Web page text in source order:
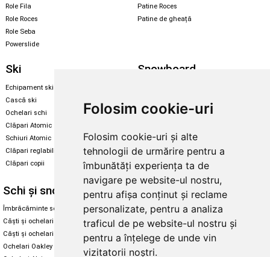
Folosim cookie-uri
Folosim cookie-uri și alte
tehnologii de urmărire pentru a
îmbunătăți experiența ta de
navigare pe website-ul nostru,
pentru afișa conținut și reclame
personalizate, pentru a analiza
traficul de pe website-ul nostru și
pentru a înțelege de unde vin
vizitatorii noștri.
Role Fila
Role Roces
Role Seba
Powerslide
Patine Roces
Patine de gheață
Ski
Echipament ski
Cască ski
Ochelari schi
Clăpari Atomic
Schiuri Atomic
Clăpari reglabili
Clăpari copii
Snowboard
Legături Rome SDS
Skate & longboard
Santa Cruz
Enuff Skateboards
Schi și snowboard
Îmbrăcăminte schi și snowboard
Căști și ochelari de iarnă
Căști și ochelari Alpina
Ochelari Oakley
Diverse
Cum aleg rolele
Cum aleg ochelarii
Ochelari de soare Oakley